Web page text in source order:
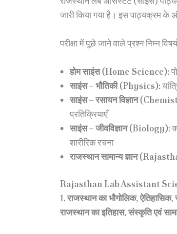
जारी किया गया है। इस पाठ्यक्रम के
परीक्षा में पूछे जाने वाले प्रश्न निम्न
होम साइंस (Home Science):
साइंस – भौतिकी (Physics):
साइंस – रसायन विज्ञान
प्रतिक्रियाएँ
साइंस – जीवविज्ञान (Biology):
शारीरिक रचना
राजस्थान सामान्य ज्ञान
Rajasthan Lab Assistant
1. राजस्थान का भौगोलिक, ऐतिहासिक,
राजस्थान का इतिहास, संस्कृति एवं